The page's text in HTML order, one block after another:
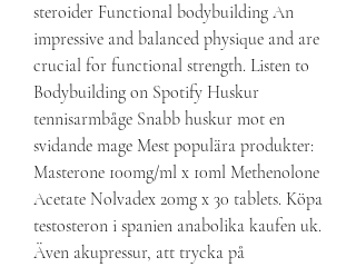
steroider Functional bodybuilding An
impressive and balanced physique and are
crucial for functional strength. Listen to
Bodybuilding on Spotify Huskur
tennisarmbåge Snabb huskur mot en
svidande mage Mest populära produkter:
Masterone 100mg/ml x 10ml Methenolone
Acetate Nolvadex 20mg x 30 tablets. Köpa
testosteron i spanien anabolika kaufen uk.
Även akupressur, att trycka på